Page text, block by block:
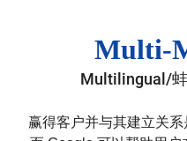
Multi-
Multilingual/
赢得客户并与其建立关